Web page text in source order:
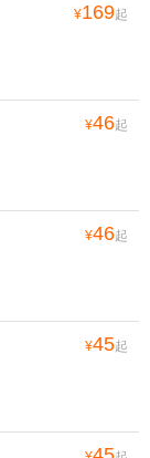
¥169起
¥46起
¥46起
¥45起